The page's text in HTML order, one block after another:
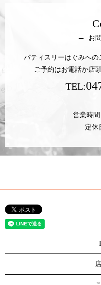
お
パティスリーはぐみへの
ご予約はお電話か店
TEL:
営業時
定